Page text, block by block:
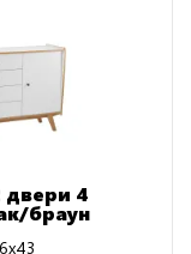
двери 4
браун